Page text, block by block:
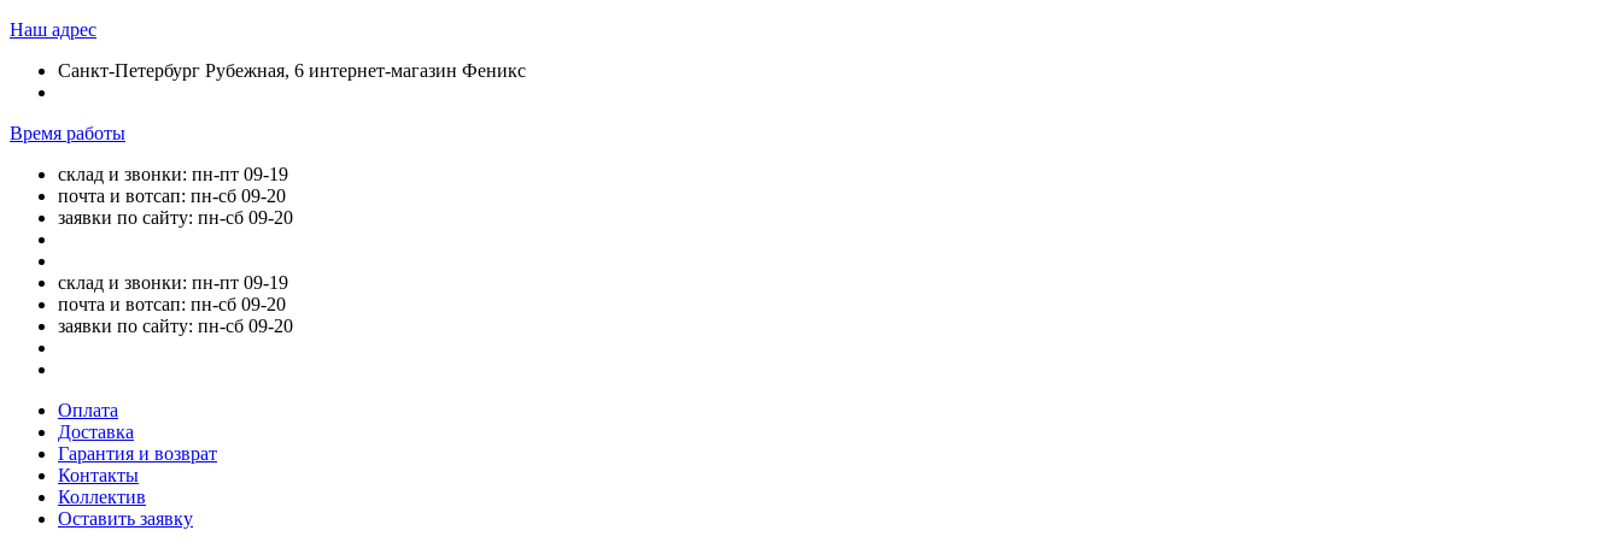
Наш адрес
Санкт-Петербург Рубежная, 6 интернет-магазин Феникс
Время работы
склад и звонки: пн-пт 09-19
почта и вотсап: пн-сб 09-20
заявки по сайту: пн-сб 09-20
склад и звонки: пн-пт 09-19
почта и вотсап: пн-сб 09-20
заявки по сайту: пн-сб 09-20
Оплата
Доставка
Гарантия и возврат
Контакты
Коллектив
Оставить заявку